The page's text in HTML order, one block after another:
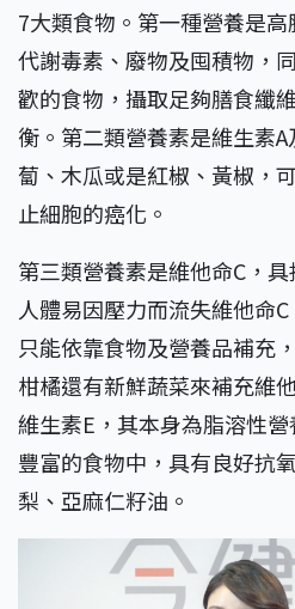
7大類食物。第一種營養是
代謝毒素、廢物及囤積物，
歡的食物，攝取足夠膳食纖
衡。第二類營養素是維生素
蔔、木瓜或是紅椒、黃椒，
止細胞的癌化。
第三類營養素是維他命C，
人體易因壓力而流失維他命
只能依靠食物及營養品補充
柑橘還有新鮮蔬菜來補充維
維生素E，其本身為脂溶性
豐富的食物中，具有良好抗
梨、亞麻仁籽油。